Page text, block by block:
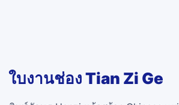
ใบงานช่อง Tian Zi Ge